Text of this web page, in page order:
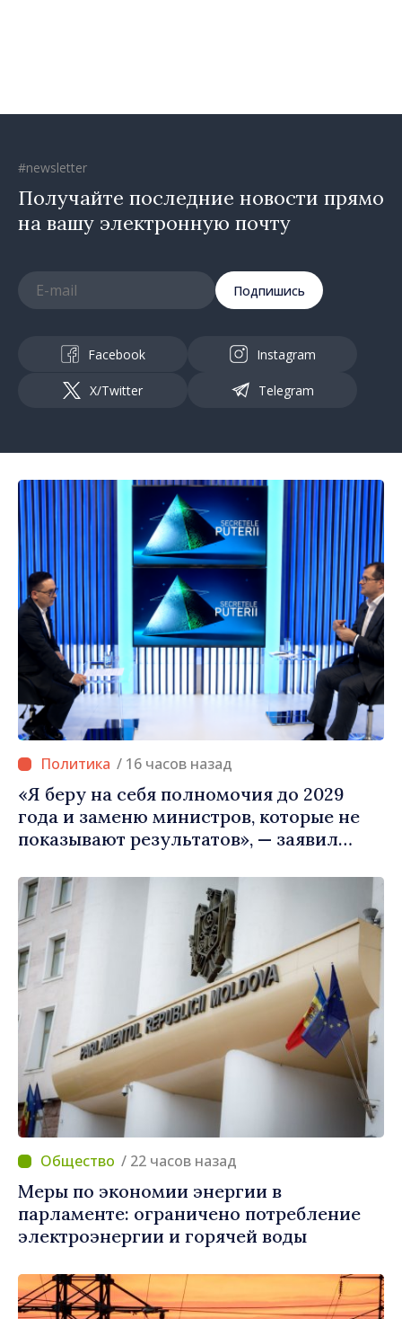
#newsletter
Получайте последние новости прямо
на вашу электронную почту
Подпишись
Facebook Instagram
X/Twitter Telegram
/ 16 часов назад
«Я беру на себя полномочия до 2029
года и заменю министров, которые не
показывают результатов», — заявил
/ 22 часов назад
Меры по экономии энергии в
парламенте: ограничено потребление
электроэнергии и горячей воды